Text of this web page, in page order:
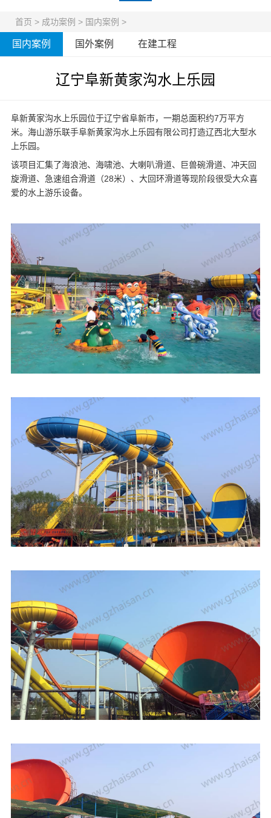
首页 > 成功案例 > 国内案例 >
国内案例 国外案例 在建工程
辽宁阜新黄家沟水上乐园
阜新黄家沟水上乐园位于辽宁省阜新市，一期总面积约7万平方
米。海山游乐联手阜新黄家沟水上乐园有限公司打造辽西北大型水
上乐园。
该项目汇集了海浪池、海啸池、大喇叭滑道、巨兽碗滑道、冲天回
旋滑道、急速组合滑道（28米）、大回环滑道等现阶段很受大众喜
爱的水上游乐设备。